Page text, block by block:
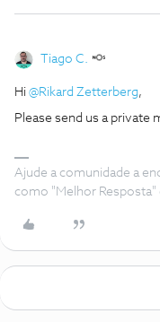
Tiago C.
Hi @Rikard Zetterberg,
Please send us a private
Ajude a comunidade a
como "Melhor